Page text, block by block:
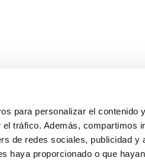
para personalizar el contenido
tráfico. Además, compartimos
de redes sociales, publicidad y
haya proporcionado o que